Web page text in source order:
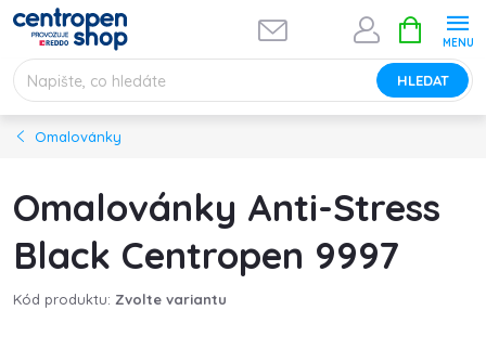
Přejít
obsah
HLEDAT
NÁKUPNÍ
KOŠÍK
Omalovánky
Omalovánky Anti-Stress
Black Centropen 9997
Kód produktu: Zvolte variantu